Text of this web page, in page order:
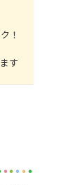
！
す